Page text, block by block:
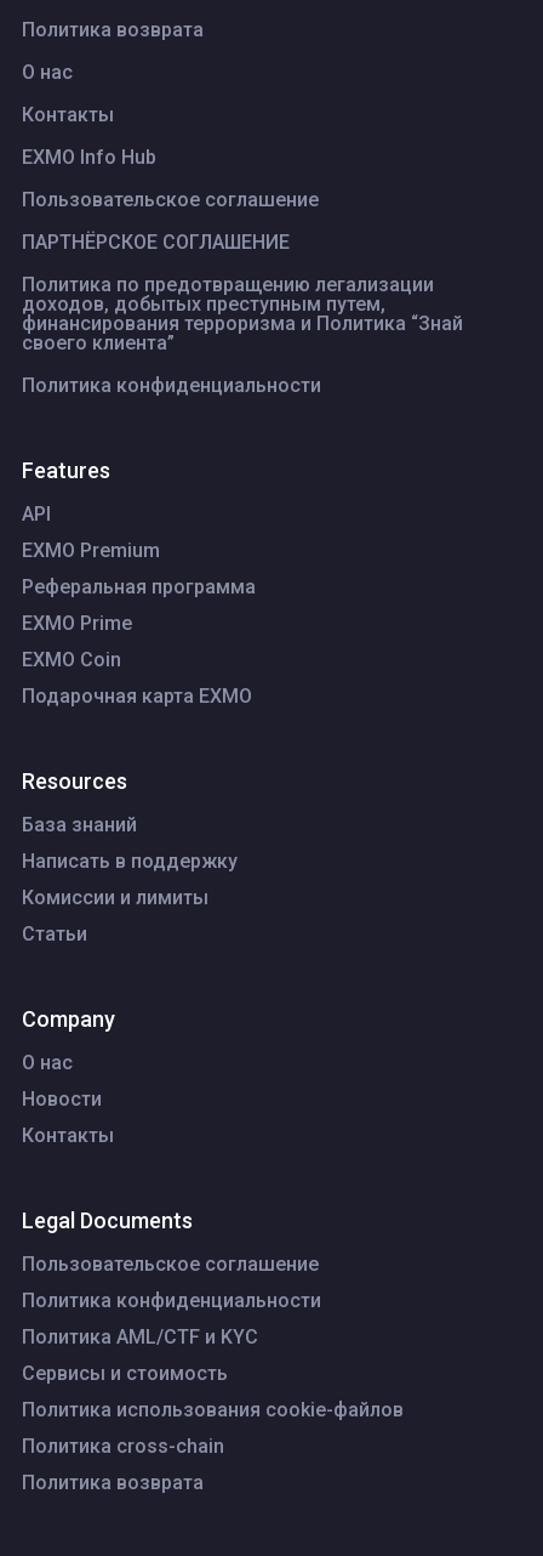
Политика возврата
О нас
Контакты
EXMO Info Hub
Пользовательское соглашение
ПАРТНЁРСКОЕ СОГЛАШЕНИЕ
Политика по предотвращению легализации
доходов, добытых преступным путем,
финансирования терроризма и Политика “Знай
своего клиента”
Политика конфиденциальности
Features
API
EXMO Premium
Реферальная программа
EXMO Prime
EXMO Coin
Подарочная карта EXMO
Resources
База знаний
Написать в поддержку
Комиссии и лимиты
Статьи
Company
О нас
Новости
Контакты
Legal Documents
Пользовательское соглашение
Политика конфиденциальности
Политика AML/CTF и KYC
Сервисы и стоимость
Политика использования cookie-файлов
Политика cross-chain
Политика возврата